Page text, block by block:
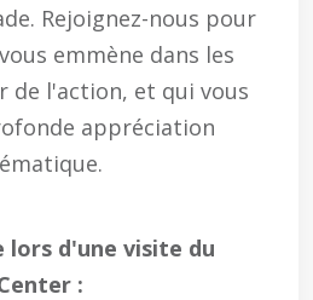
Rejoignez-nous pour
emmène dans les
de l'action, et qui vous
appréciation
d'une visite du
: